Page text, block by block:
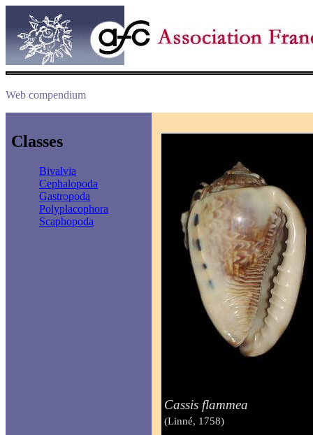
Web compendium
Classes
Bivalvia
Cephalopoda
Gastropoda
Polyplacophora
Scaphopoda
Cassis flammea
(Linné, 1758)